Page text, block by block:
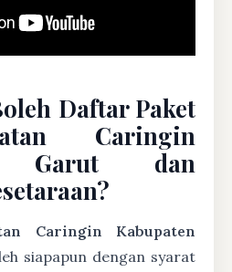
Daftar Paket
Caringin
Garut dan
Caringin Kabupaten
siapapun dengan syarat